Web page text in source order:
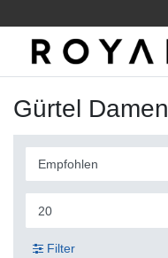
Gürtel Damen
Filter